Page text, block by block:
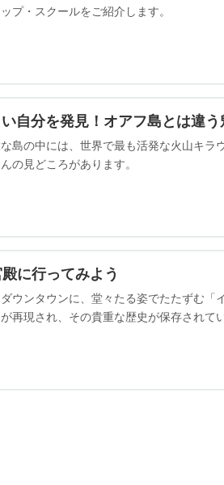
プ・スクールをご紹介します。
自分を発見！オアフ島とは違う
島の中には、世界で最も活発な火山キラ
の見どころがあります。
に行ってみよう
ウンタウンに、堂々たる姿でたたずむ「
再現され、その貴重な歴史が保存され